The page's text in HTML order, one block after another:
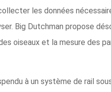
les données
Big Dutchman propose
oiseaux et la mesure des
à un système de rail